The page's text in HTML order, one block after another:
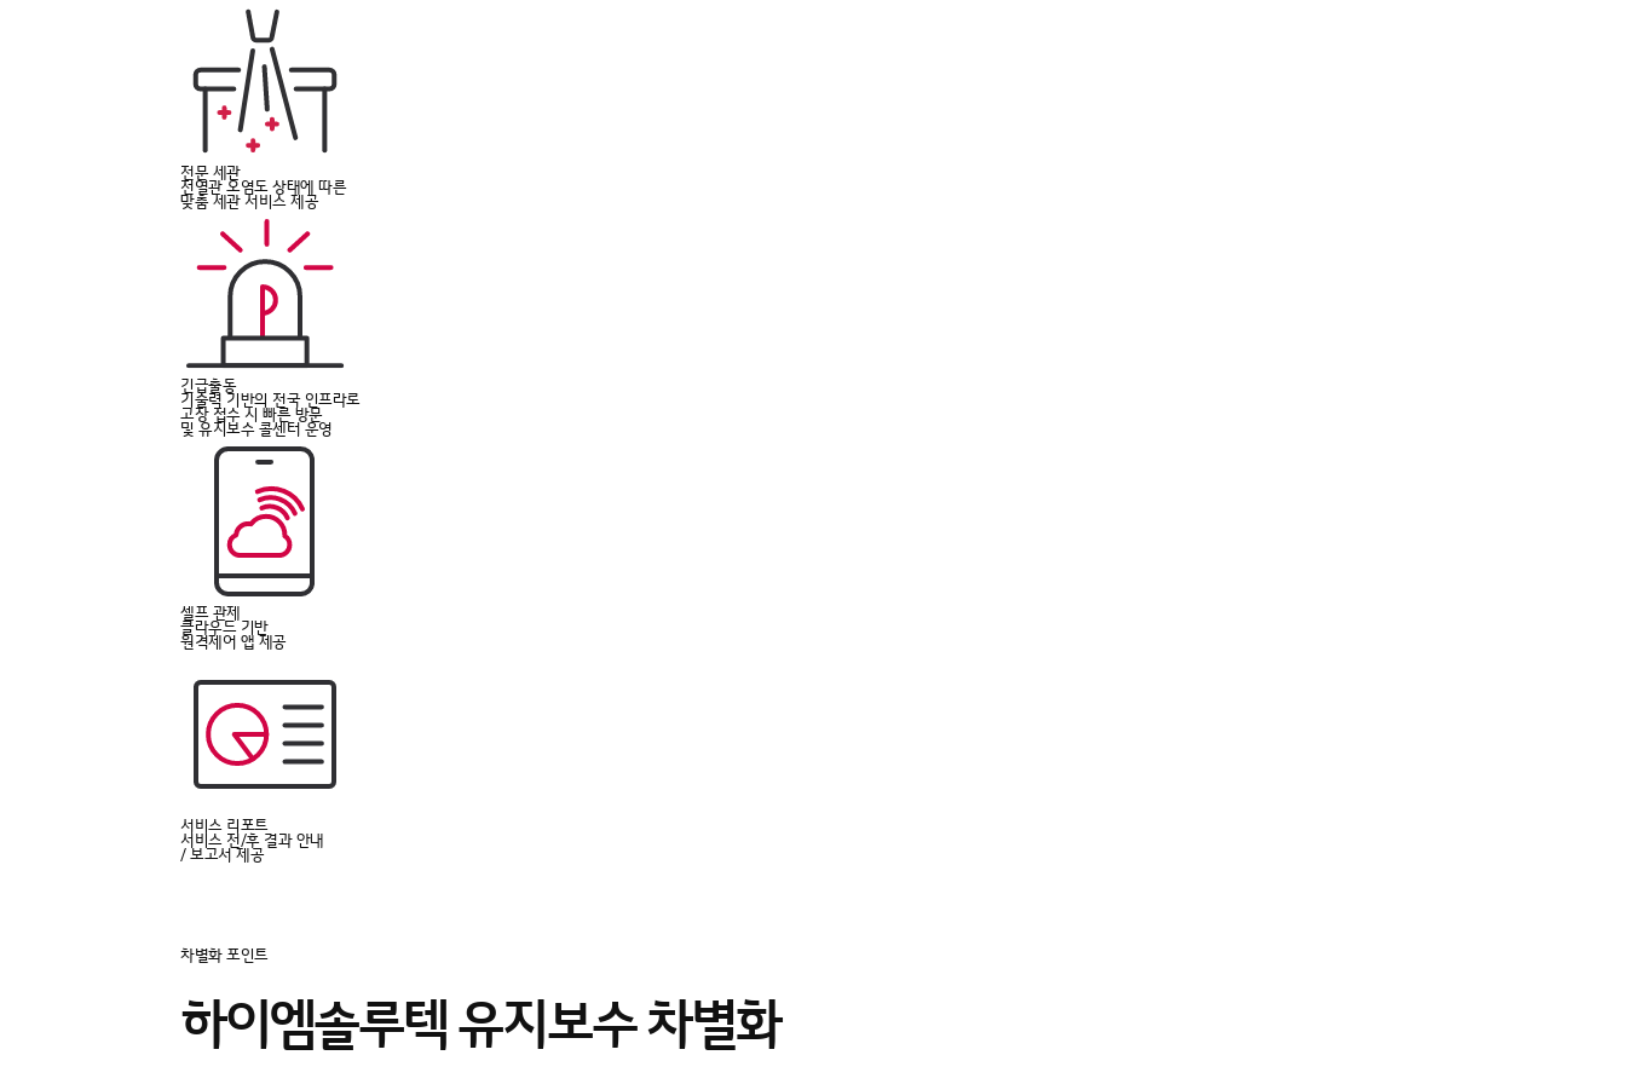
전문 세관
전열관 오염도 상태에 따른
맞춤 세관 서비스 제공
긴급출동
기술력 기반의 전국 인프라로
고장 접수 시 빠른 방문
및 유지보수 콜센터 운영
셀프 관제
클라우드 기반
원격제어 앱 제공
서비스 리포트
서비스 전/후 결과 안내
/ 보고서 제공
차별화 포인트
하이엠솔루텍 유지보수 차별화